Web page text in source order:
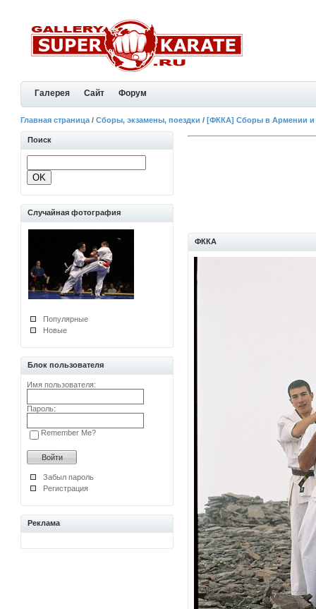
Галерея Сайт Форум
Главная страница /Сборы, экзамены, поездки /[ФККА] Сборы в Армении и
Поиск
Случайная фотография
Популярные
Новые
Блок пользователя
Имя пользователя:
Пароль:
Remember Me?
Забыл пароль
Регистрация
Реклама
ФККА